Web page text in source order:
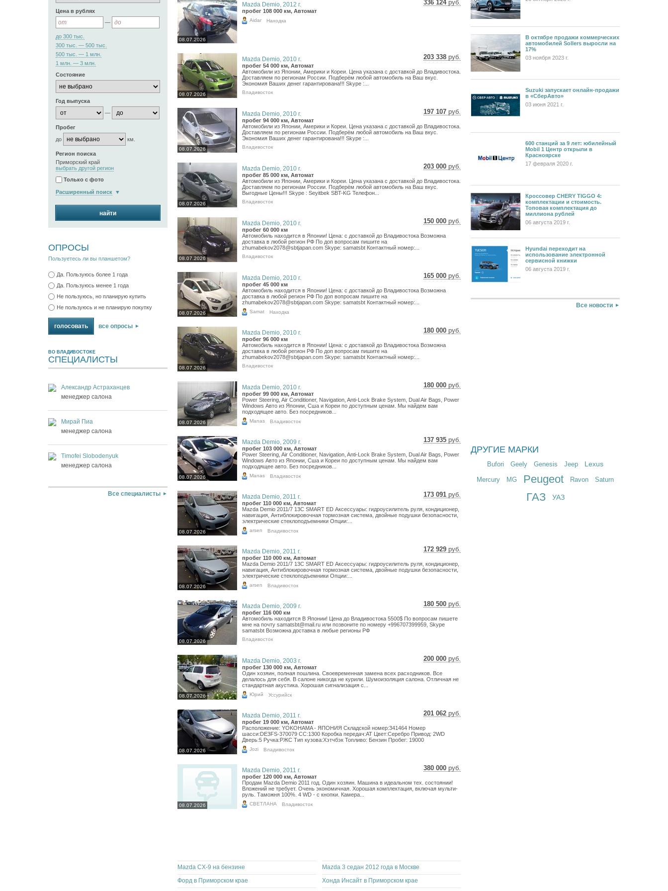
Цена в рублях
—
до 300 тыс.
300 тыс. — 500 тыс.
500 тыс. — 1 млн.
1 млн. — 3 млн.
Состояние
Год выпуска
—
Пробег
до
км.
Регион поиска
Приморский край
выбрать другой регион
Только с фото
Расширенный поиск
найти
ОПРОСЫ
Пользуетесь ли вы планшетом?
Да. Пользуюсь более 1 года
Да. Пользуюсь менее 1 года
Не пользуюсь, но планирую купить
Не пользуюсь и не планирую покупку
все опросы
ВО ВЛАДИВОСТОКЕ
СПЕЦИАЛИСТЫ
Александр Астраханцев
менеджер салона
Мирай Пиа
менеджер салона
Timofei Slobodenyuk
менеджер салона
Все специалисты
08.07.2026
336 124руб.
Mazda Demio, 2012 г.
пробег 108 000 км, Автомат
Aidar Находка
08.07.2026
203 338 руб.
2 974 €
Mazda Demio, 2010 г.
пробег 54 000 км, Автомат
Автомобили из Японии, Америки и Кореи. Цена указана с доставкой до Владивостока.
Доставляем по регионам России. Подберём любой автомобиль на Ваш вкус.
Экономия Ваших денег гарантирована!!! Skype :...
Владивосток
08.07.2026
197 107 руб.
2 883 €
Mazda Demio, 2010 г.
пробег 94 000 км, Автомат
Автомобили из Японии, Америки и Кореи. Цена указана с доставкой до Владивостока.
Доставляем по регионам России. Подберём любой автомобиль на Ваш вкус.
Экономия Ваших денег гарантирована!!! Skype :...
Владивосток
08.07.2026
203 000 руб.
2 969 €
Mazda Demio, 2010 г.
пробег 85 000 км, Автомат
Автомобили из Японии, Америки и Кореи. Цена указана с доставкой до Владивостока.
Доставляем по регионам России. Подберём любой автомобиль на Ваш вкус.
Выгодные Цены!!! Skype : Seyitbek SBT-KG Телефон...
Владивосток
08.07.2026
150 000 руб.
2 194 €
Mazda Demio, 2010 г.
пробег 60 000 км
Автомобиль находится в Японии! Цена: с доставкой до Владивостока Возможна
доставка в любой регион РФ По доп вопросам пишите на
zhumabekov2078@sbtjapan.com Skype: samatsbt Контактный номер:...
Владивосток
08.07.2026
165 000 руб.
2 413 €
Mazda Demio, 2010 г.
пробег 45 000 км
Автомобиль находится в Японии! Цена: с доставкой до Владивостока Возможна
доставка в любой регион РФ По доп вопросам пишите на
zhumabekov2078@sbtjapan.com Skype: samatsbt Контактный номер:...
Samat Находка
08.07.2026
180 000 руб.
2 632 €
Mazda Demio, 2010 г.
пробег 96 000 км
Автомобиль находится в Японии! Цена: с доставкой до Владивостока Возможна
доставка в любой регион РФ По доп вопросам пишите на
zhumabekov2078@sbtjapan.com Skype: samatsbt Контактный номер:...
Владивосток
08.07.2026
180 000 руб.
2 632 €
Mazda Demio, 2010 г.
пробег 99 000 км, Автомат
Power Steering, Air Conditioner, Navigation, Anti-Lock Brake System, Dual Air Bags, Power
Windows Авто из Японии, Сша и Кореи по доступным ценам. Мы найдем вам
подходящее авто. Без посредников...
Manas Владивосток
08.07.2026
137 935 руб.
2 017 €
Mazda Demio, 2009 г.
пробег 103 000 км, Автомат
Power Steering, Air Conditioner, Navigation, Anti-Lock Brake System, Dual Air Bags, Power
Windows Авто из Японии, Сша и Кореи по доступным ценам. Мы найдем вам
подходящее авто. Без посредников...
Manas Владивосток
08.07.2026
173 091 руб.
2 531 €
Mazda Demio, 2011 г.
пробег 110 000 км, Автомат
Mazda Demio 2011/7 13C SMART ED Аксессуары: гидроусилитель руля, кондиционер,
навигация, Антиблокировочная тормозная система, двойные подушки безопасности,
электрические стеклоподъемники Опции:...
arsen Владивосток
08.07.2026
172 929 руб.
2 529 €
Mazda Demio, 2011 г.
пробег 110 000 км, Автомат
Mazda Demio 2011/7 13C SMART ED Аксессуары: гидроусилитель руля, кондиционер,
навигация, Антиблокировочная тормозная система, двойные подушки безопасности,
электрические стеклоподъемники Опции:...
arsen Владивосток
08.07.2026
180 500 руб.
2 640 €
Mazda Demio, 2009 г.
пробег 116 000 км
Автомобиль находится В Японии! Цена до Владивостока 5500$ По вопросам пишете
мне на почту samatsbt@mail.ru или позвоните по номеру +996707399959, Skype
samatsbt Возможна доставка в любые регионы РФ
Владивосток
08.07.2026
200 000 руб.
2 925 €
Mazda Demio, 2003 г.
пробег 130 000 км, Автомат
Один хозяин, полная пошлина. Своевременная замена всех расходников. Все
делалось для себя. В салоне никогда не курили. Шумоизоляция салона. Отличная не
стандартная акустика. Хорошая сигнализация с...
Юрий Уссурийск
08.07.2026
201 062 руб.
Mazda Demio, 2011 г.
пробег 19 000 км, Автомат
Расположение: YOKOHAMA - ЯПОНИЯ Складской номер:341464 Номер
шасси:DE3FS-370079 CC:1300 Коробка передач:AT Цвет:Серебро Привод: 2WD
Дверь:5 Ручка:РЖС Тип кузова:Хэтчбэк Топливо: Бензин Пробег: 19000
Jozi Владивосток
08.07.2026
380 000 руб.
5 558 €
Mazda Demio, 2011 г.
пробег 120 000 км, Автомат
Продам Mazda Demio 2011 год. Один хозяин. Машина в идеальном тех. состоянии!
Вложений не требует. Очень экономичная. Хорошая комплектация, включая мульти-
руль. Таможня 100%. 4 WD - с кнопки. Камера...
СВЕТЛАНА Владивосток
Mazda CX-9 на бензине
Mazda 3 седан 2012 года в Москве
Форд в Приморском крае
Хонда Инсайт в Приморском крае
В октябре продажи коммерческих
автомобилей Sollers выросли на
17%
03 ноября 2023 г.
Suzuki запускает онлайн-продажи
в «СберАвто»
03 июня 2021 г.
600 станций за 9 лет: юбилейный
Mobil 1 Центр открыли в
Красноярске
17 февраля 2020 г.
Кроссовер CHERY TIGGO 4:
комплектации и стоимость.
Топовая комплектация до
миллиона рублей
06 августа 2019 г.
Hyundai переходит на
использование электронной
сервисной книжки
06 августа 2019 г.
Все новости
ДРУГИЕ МАРКИ
Bufori Geely Genesis Jeep Lexus
Mercury MG Peugeot Ravon Saturn
ГАЗ УАЗ